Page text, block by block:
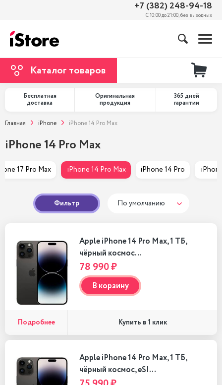
+7 (382) 248-94-18
С 10:00 до 21:00, без выходных
Каталог товаров
Бесплатная
доставка
Оригинальная
продукция
365 дней
гарантии
Главная iPhone iPhone 14 Pro Max
iPhone 14 Pro Max
17 Pro Max iPhone 14 Pro Max iPhone 14 Pro
Фильтр По умолчанию
Apple iPhone 14 Pro Max, 1 ТБ,
чёрный космос…
78 990 ₽
В корзину
Подробнее Купить в 1 клик
Apple iPhone 14 Pro Max, 1 ТБ,
чёрный космос, eSI…